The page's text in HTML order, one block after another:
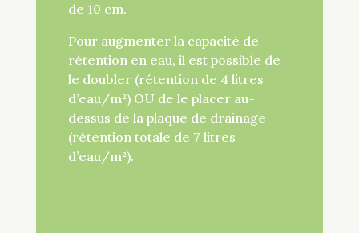
de 10 cm.
Pour augmenter la capacité de
rétention en eau, il est possible de
le doubler (rétention de 4 litres
d’eau/m²) OU de le placer au-
dessus de la plaque de drainage
(rétention totale de 7 litres
d’eau/m²).